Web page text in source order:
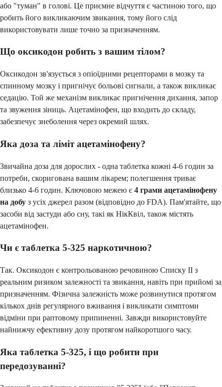
або "туман" в голові. Це приємне відчуття є частиною того, що
робить його викликаючим звикання, тому його слід
використовувати лише точно за призначенням.
Що оксикодон робить з вашим тілом?
Оксикодон зв'язується з опіоїдними рецепторами в мозку та
спинному мозку і пригнічує больові сигнали, а також викликає
седацію. Той же механізм викликає пригнічення дихання, запор
та звуження зіниць. Ацетамінофен, що входить до складу,
забезпечує знеболення через окремий шлях.
Яка доза та ліміт ацетамінофену?
Звичайна доза для дорослих - одна таблетка кожні 4-6 годин за
потреби, скоригована вашим лікарем; полегшення триває
близько 4-6 годин. Ключовою межею є 4 грами ацетамінофену
на добу з усіх джерел разом (відповідно до FDA). Пам'ятайте, що
засоби від застуди або сну, такі як НікКвіл, також містять
ацетамінофен.
Чи є таблетка 5-325 наркотичною?
Так. Оксикодон є контрольованою речовиною Списку II з
реальним ризиком залежності та звикання, навіть при прийомі за
призначенням. Фізична залежність може розвинутися протягом
кількох днів регулярного вживання і викликати симптоми
відміни при раптовому припиненні. Завжди використовуйте
найнижчу ефективну дозу протягом найкоротшого часу.
Яка таблетка 5-325, і що робити при
передозуванні?